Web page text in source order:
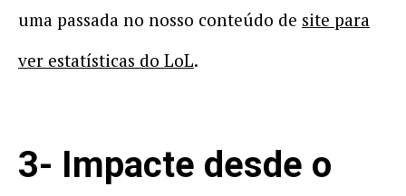
uma passada no nosso conteúdo de site para
ver estatísticas do LoL.
3- Impacte desde o